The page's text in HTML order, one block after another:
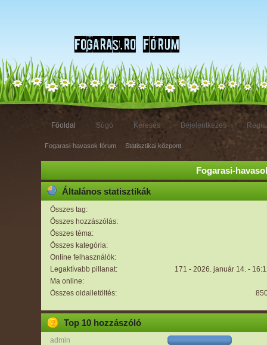
Főoldal Súgó Keresés Bejelentkezés
Fogarasi-havasok fórum Statisztikai központ
Fogarasi-
Általános statisztikák
Összes tag:
Összes hozzászólás:
Összes téma:
Összes kategória:
Online felhasználók:
Legaktívabb pillanat:
171 - 2026. január 14. -
Ma online:
Összes oldalletöltés:
Top 10 hozzászóló
admin